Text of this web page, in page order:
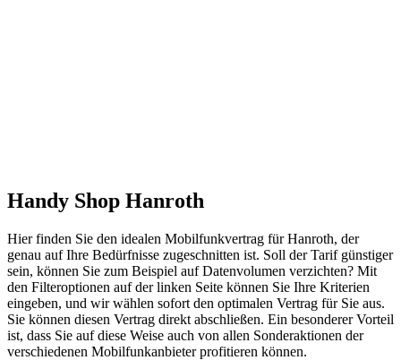
Handy Shop Hanroth
Hier finden Sie den idealen Mobilfunkvertrag für Hanroth, der
genau auf Ihre Bedürfnisse zugeschnitten ist. Soll der Tarif günstiger
sein, können Sie zum Beispiel auf Datenvolumen verzichten? Mit
den Filteroptionen auf der linken Seite können Sie Ihre Kriterien
eingeben, und wir wählen sofort den optimalen Vertrag für Sie aus.
Sie können diesen Vertrag direkt abschließen. Ein besonderer Vorteil
ist, dass Sie auf diese Weise auch von allen Sonderaktionen der
verschiedenen Mobilfunkanbieter profitieren können.